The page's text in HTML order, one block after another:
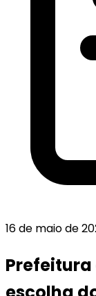
16 de maio de